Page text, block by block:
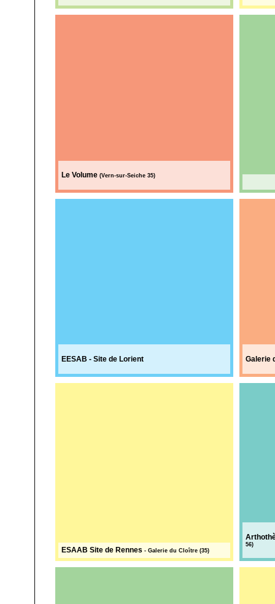
Le Volume (Vern-sur-Seiche 35)
EESAB - Site de Lorient Galerie
ESAAB Site de Rennes - Galerie du Cloître (35)
56)